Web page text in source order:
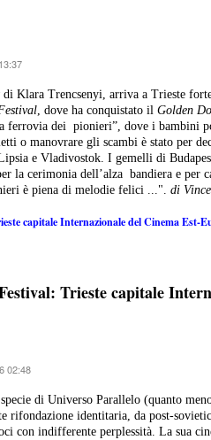
di Klara Trencsenyi, arriva a Trieste
, dove ha conquistato il Golden
ferrovia dei pionieri”, dove i bambini
o manovrare gli scambi è stato per
e Vladivostok. I gemelli di
la cerimonia dell’alza bandiera e per
è piena di melodie felici ...". di
capitale Internazionale del Cinema Est-
Trieste capitale
02:48
di Universo Parallelo (quanto
rifondazione identitaria, da post-
con indifferente perplessità. La sua